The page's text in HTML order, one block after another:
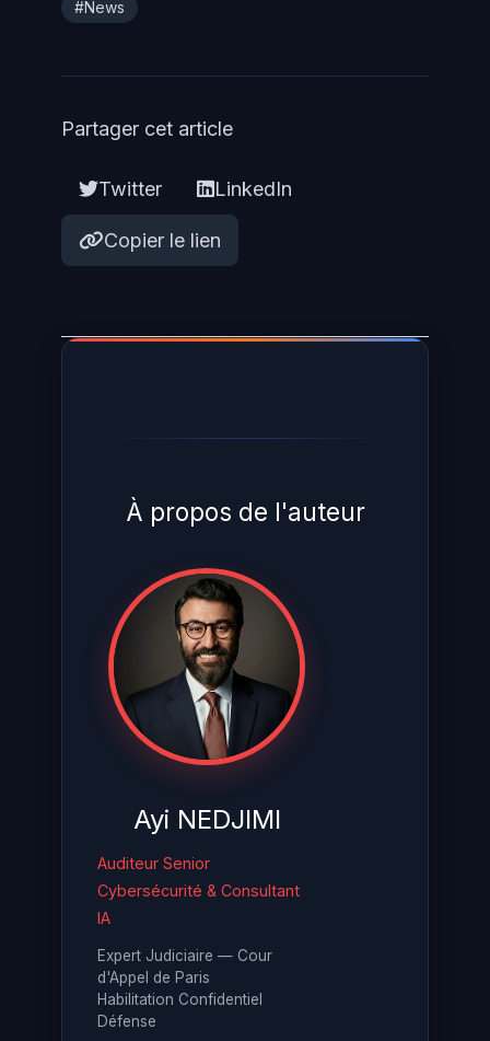
#News
Partager cet article
Twitter LinkedIn
Copier le lien
À propos de l'auteur
Ayi NEDJIMI
Auditeur Senior
Cybersécurité & Consultant
IA
Expert Judiciaire — Cour
d'Appel de Paris
Habilitation Confidentiel
Défense